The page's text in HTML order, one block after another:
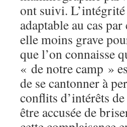
ont suivi.
adaptable au cas
elle moins grave
que l’on connaisse
« de notre camp »
de se cantonner à
conflits d’intérêts
être accusée de